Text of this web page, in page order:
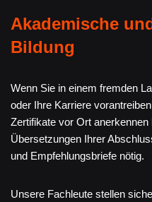
Akademische
Bildung
Wenn Sie in einem fremden
oder Ihre Karriere
Zertifikate vor Ort
Übersetzungen Ihrer
und Empfehlungsbriefe nötig.
Unsere Fachleute stellen